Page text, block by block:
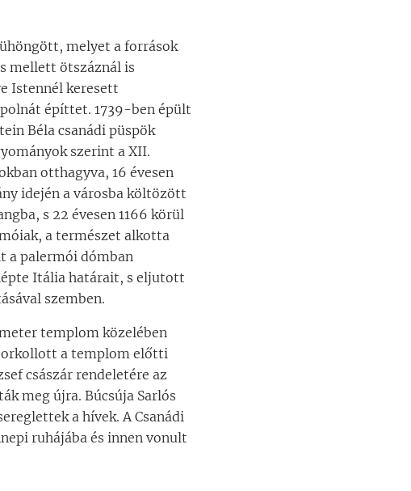
melyet a források
mellett ötszáznál is
Istennél keresett
építtet. 1739-ben épült
Béla csanádi püspök
szerint a XII.
otthagyva, 16 évesen
idején a városba költözött
s 22 évesen 1166 körül
a természet alkotta
a palermói dómban
Itália határait, s eljutott
szemben.
templom közelében
a templom előtti
császár rendeletére az
meg újra. Búcsúja Sarlós
a hívek. A Csanádi
ruhájába és innen vonult